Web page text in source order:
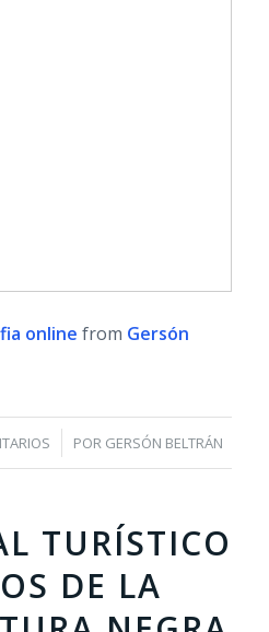
online from Gersón
POR GERSÓN BELTRÁN
TURÍSTICO
DE LA